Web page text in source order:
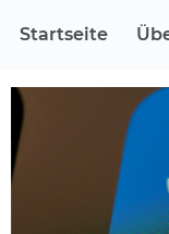
Startseite